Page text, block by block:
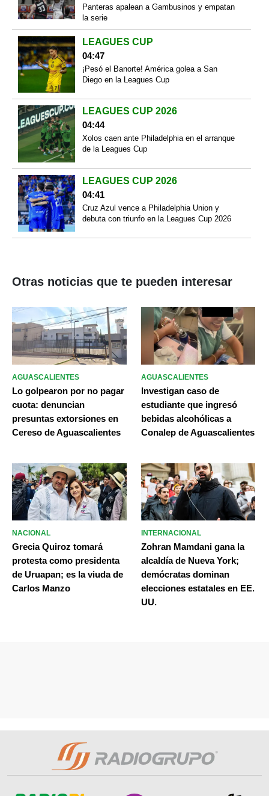
Panteras apalean a Gambusinos y empatan
la serie
LEAGUES CUP
04:47
¡Pesó el Banorte! América golea a San
Diego en la Leagues Cup
LEAGUES CUP 2026
04:44
Xolos caen ante Philadelphia en el arranque
de la Leagues Cup
LEAGUES CUP 2026
04:41
Cruz Azul vence a Philadelphia Union y
debuta con triunfo en la Leagues Cup 2026
Otras noticias que te pueden interesar
AGUASCALIENTES
Lo golpearon por no pagar
cuota: denuncian
presuntas extorsiones en
Cereso de Aguascalientes
AGUASCALIENTES
Investigan caso de
estudiante que ingresó
bebidas alcohólicas a
Conalep de Aguascalientes
NACIONAL
Grecia Quiroz tomará
protesta como presidenta
de Uruapan; es la viuda de
Carlos Manzo
INTERNACIONAL
Zohran Mamdani gana la
alcaldía de Nueva York;
demócratas dominan
elecciones estatales en EE.
UU.